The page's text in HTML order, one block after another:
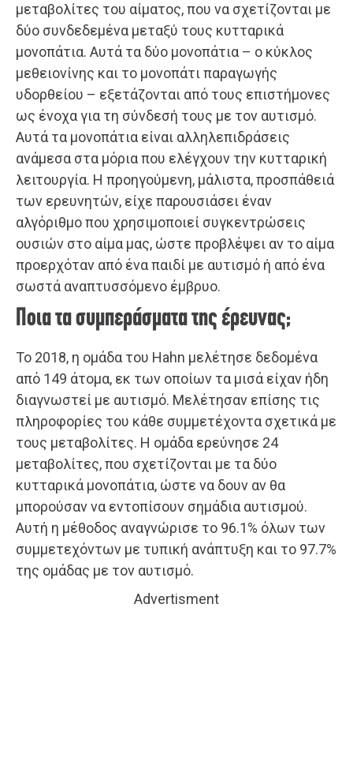
μεταβολίτες του αίματος, που να σχετίζονται με
δύο συνδεδεμένα μεταξύ τους κυτταρικά
μονοπάτια. Αυτά τα δύο μονοπάτια – ο κύκλος
μεθειονίνης και το μονοπάτι παραγωγής
υδορθείου – εξετάζονται από τους επιστήμονες
ως ένοχα για τη σύνδεσή τους με τον αυτισμό.
Αυτά τα μονοπάτια είναι αλληλεπιδράσεις
ανάμεσα στα μόρια που ελέγχουν την κυτταρική
λειτουργία. Η προηγούμενη, μάλιστα, προσπάθειά
των ερευνητών, είχε παρουσιάσει έναν
αλγόριθμο που χρησιμοποιεί συγκεντρώσεις
ουσιών στο αίμα μας, ώστε προβλέψει αν το αίμα
προερχόταν από ένα παιδί με αυτισμό ή από ένα
σωστά αναπτυσσόμενο έμβρυο.
Ποια τα συμπεράσματα της έρευνας;
Το 2018, η ομάδα του Hahn μελέτησε δεδομένα
από 149 άτομα, εκ των οποίων τα μισά είχαν ήδη
διαγνωστεί με αυτισμό. Μελέτησαν επίσης τις
πληροφορίες του κάθε συμμετέχοντα σχετικά με
τους μεταβολίτες. Η ομάδα ερεύνησε 24
μεταβολίτες, που σχετίζονται με τα δύο
κυτταρικά μονοπάτια, ώστε να δουν αν θα
μπορούσαν να εντοπίσουν σημάδια αυτισμού.
Αυτή η μέθοδος αναγνώρισε το 96.1% όλων των
συμμετεχόντων με τυπική ανάπτυξη και το 97.7%
της ομάδας με τον αυτισμό.
Advertisment